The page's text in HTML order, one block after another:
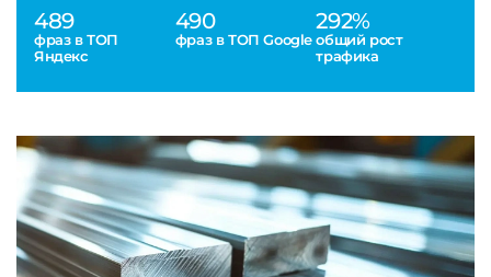
489
фраз в ТОП
Яндекс
490
фраз в ТОП Google
292%
общий рост
трафика